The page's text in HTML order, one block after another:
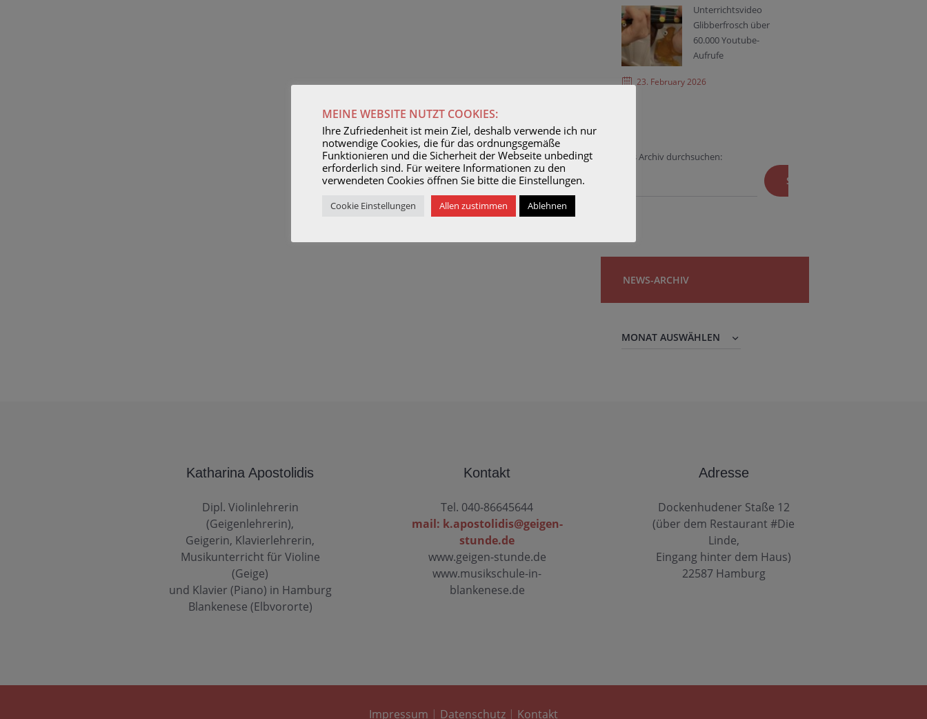
Unterrichtsvideo
Glibberfrosch über
60.000 Youtube-
Aufrufe
23. February 2026
Das Archiv durchsuchen:
SUCHEN
NEWS-ARCHIV
News-
Katharina Apostolidis
Dipl. Violinlehrerin
(Geigenlehrerin),
Geigerin, Klavierlehrerin,
Musikunterricht für Violine
(Geige)
und Klavier (Piano) in Hamburg
Blankenese (Elbvororte)
Kontakt
Tel. 040-86645644
mail: k.apostolidis@geigen-
stunde.de
www.geigen-stunde.de
www.musikschule-in-
blankenese.de
Adresse
Dockenhudener Staße 12
(über dem Restaurant #Die
Linde,
Eingang hinter dem Haus)
22587 Hamburg
Impressum | Datenschutz | Kontakt
MEINE WEBSITE NUTZT COOKIES:
Ihre Zufriedenheit ist mein Ziel, deshalb verwende ich nur
notwendige Cookies, die für das ordnungsgemäße
Funktionieren und die Sicherheit der Webseite unbedingt
erforderlich sind. Für weitere Informationen zu den
verwendeten Cookies öffnen Sie bitte die Einstellungen.
Cookie Einstellungen Allen zustimmen Ablehnen